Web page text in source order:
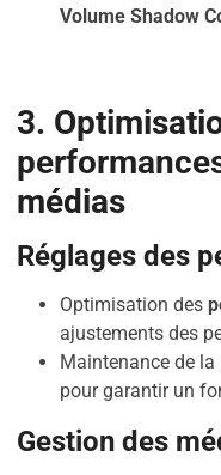
Volume Shadow
3.
médias
Réglages des
Optimisation des
ajustements des
Maintenance de la
pour garantir un
Gestion des